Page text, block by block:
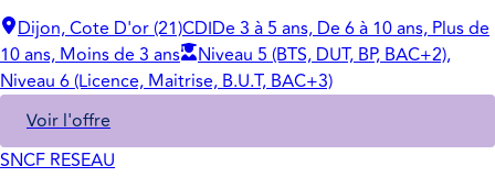
Dijon, Cote D'or (21)CDIDe 3 à 5 ans, De 6 à 10 ans, Plus de
10 ans, Moins de 3 ans
Niveau 5 (BTS, DUT, BP, BAC+2),
Niveau 6 (Licence, Maitrise, B.U.T, BAC+3)
Voir l'offre
SNCF RESEAU